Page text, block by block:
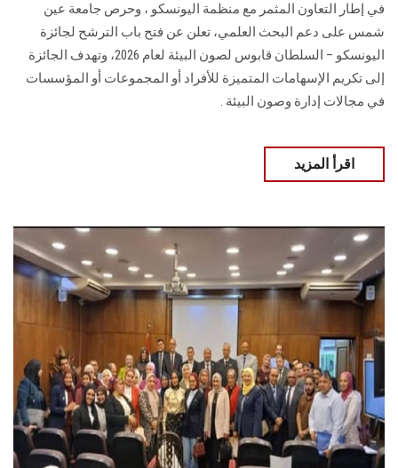
في إطار التعاون المثمر مع منظمة اليونسكو ، وحرص جامعة عين
شمس على دعم البحث العلمي، تعلن عن فتح باب الترشح لجائزة
اليونسكو – السلطان قابوس لصون البيئة لعام 2026، وتهدف الجائزة
إلى تكريم الإسهامات المتميزة للأفراد أو المجموعات أو المؤسسات
في مجالات إدارة وصون البيئة .
اقرأ المزيد